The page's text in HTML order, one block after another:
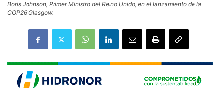
Boris Johnson, Primer Ministro del Reino Unido, en el lanzamiento de la
COP26 Glasgow.